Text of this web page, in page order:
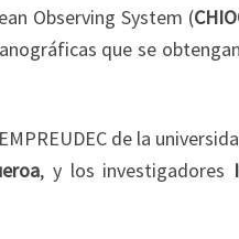
Observing System (
que se
de la
, y los investigadores